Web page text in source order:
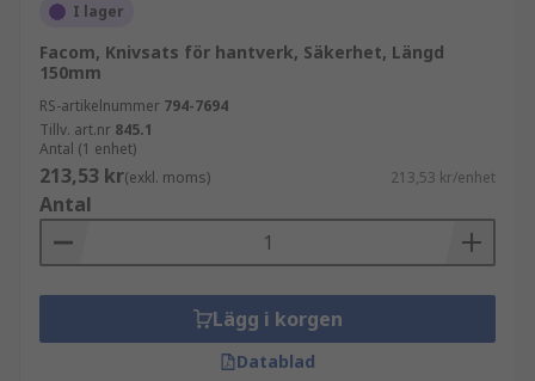
I lager
Facom, Knivsats för hantverk, Säkerhet, Längd
150mm
RS-artikelnummer 794-7694
Tillv. art.nr 845.1
Antal (1 enhet)
213,53 kr(exkl. moms) 213,53 kr/enhet
Antal
Lägg i korgen
Datablad